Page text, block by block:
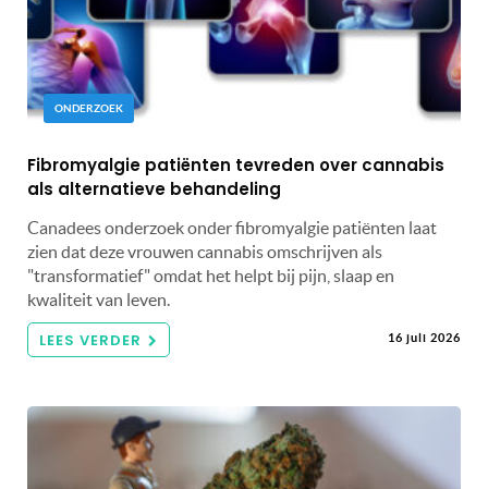
ONDERZOEK
Fibromyalgie patiënten tevreden over cannabis
als alternatieve behandeling
Canadees onderzoek onder fibromyalgie patiënten laat
zien dat deze vrouwen cannabis omschrijven als
"transformatief" omdat het helpt bij pijn, slaap en
kwaliteit van leven.
LEES VERDER 16 juli 2026